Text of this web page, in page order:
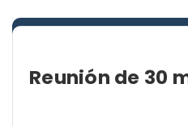
Reunión de 30